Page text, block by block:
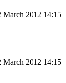
March 2012 14:15
March 2012 14:15